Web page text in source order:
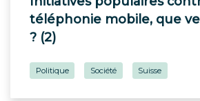
téléphonie mobile, que
? (2)
Politique Société Suisse